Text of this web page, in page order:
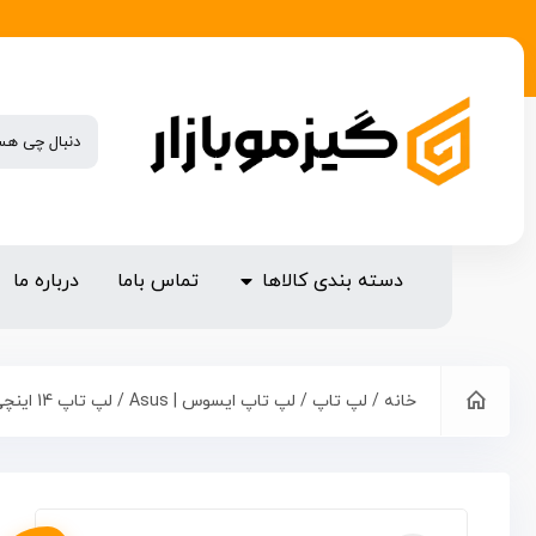
دسته بندی کالاها تماس باما درباره ما
خانه / لپ تاپ / لپ تاپ ایسوس | Asus / لپ تاپ 14 اینچی ایسوس مدل ExpertBook B1402CVA-i7 1255U 16GB 512SSD